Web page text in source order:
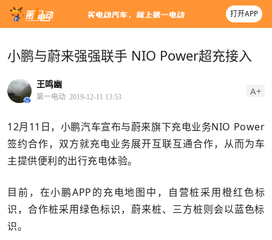
打开APP
小鹏与蔚来强强联手 NIO Power超充接入
王鸣幽
第一电动 2019-12-11 13:53 A+
12月11日，小鹏汽车宣布与蔚来旗下充电业务NIO Power
签约合作， 双方就充电业务展开互联互通合作，从而为车
主提供便利的出行充电体验。
目前，在小鹏APP的充电地图中，自营桩采用橙红色标
识，合作桩采用绿色标识，蔚来桩、三方桩则会以蓝色标
识。